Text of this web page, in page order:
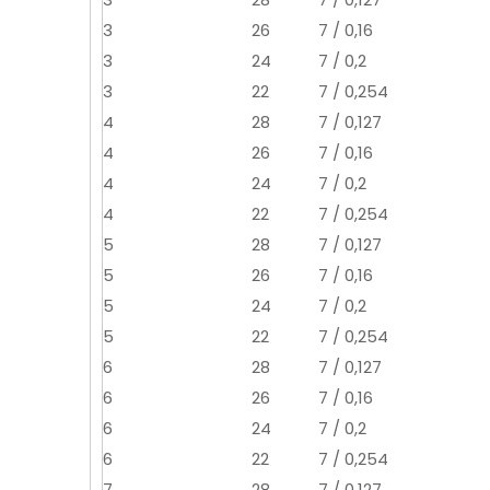
3
26
7 / 0,16
3
24
7 / 0,2
3
22
7 / 0,254
4
28
7 / 0,127
4
26
7 / 0,16
4
24
7 / 0,2
4
22
7 / 0,254
5
28
7 / 0,127
5
26
7 / 0,16
5
24
7 / 0,2
5
22
7 / 0,254
6
28
7 / 0,127
6
26
7 / 0,16
6
24
7 / 0,2
6
22
7 / 0,254